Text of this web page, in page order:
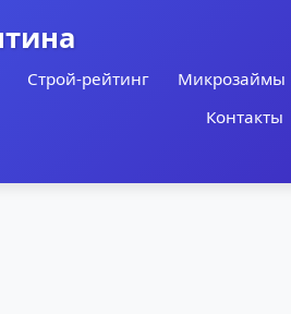
Строй-рейтинг Микрозаймы
Контакты